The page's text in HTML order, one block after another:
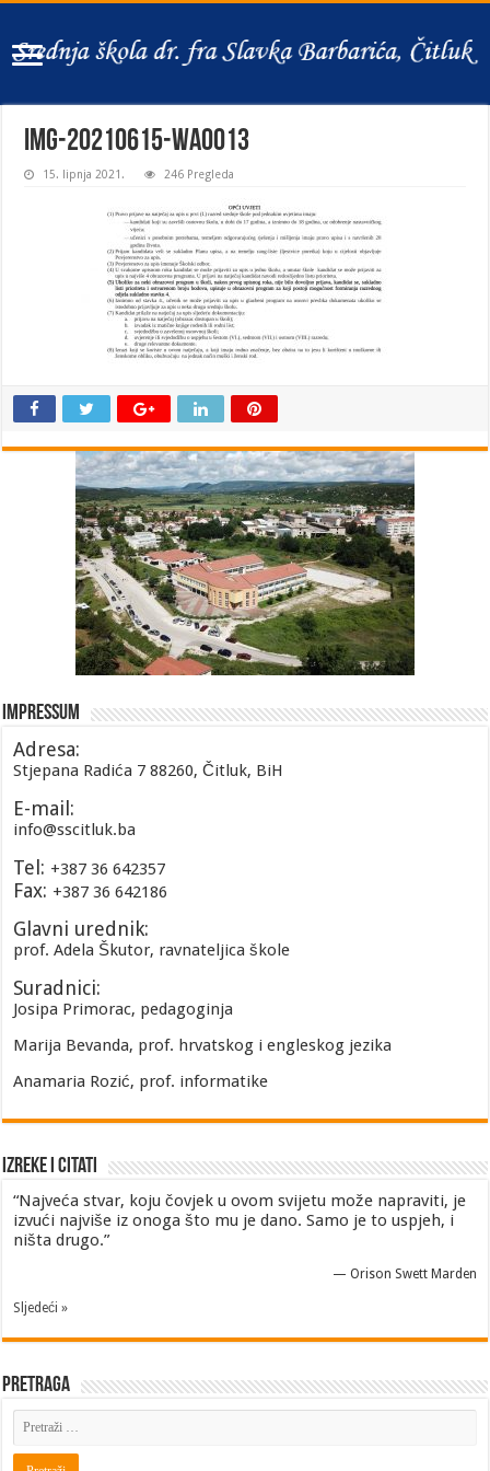
IMG-20210615-WA0013
15. lipnja 2021. 246 Pregleda
Impressum
Adresa:
Stjepana Radića 7 88260, Čitluk, BiH
E-mail:
info@sscitluk.ba
Tel: +387 36 642357
Fax: +387 36 642186
Glavni urednik:
prof. Adela Škutor, ravnateljica škole
Suradnici:
Josipa Primorac, pedagoginja
Marija Bevanda, prof. hrvatskog i engleskog jezika
Anamaria Rozić, prof. informatike
Izreke i Citati
“Najveća stvar, koju čovjek u ovom svijetu može napraviti, je
izvući najviše iz onoga što mu je dano. Samo je to uspjeh, i
ništa drugo.”
— Orison Swett Marden
Sljedeći »
Pretraga